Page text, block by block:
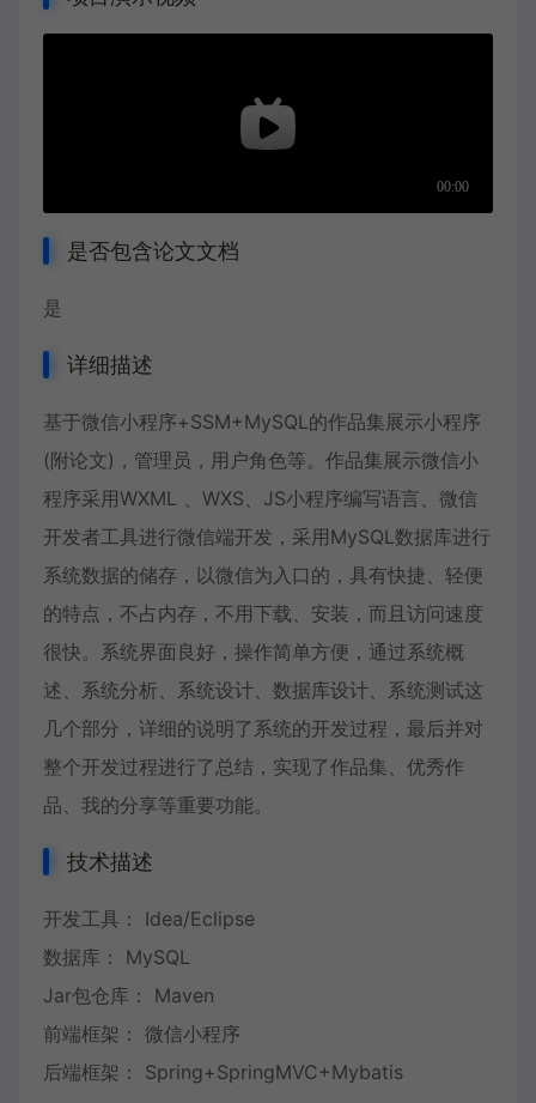
是否包含论文文档
是
详细描述
基于微信小程序+SSM+MySQL的作品集展示小程序
(附论文)，管理员，用户角色等。作品集展示微信小
程序采用WXML 、WXS、JS小程序编写语言、微信
开发者工具进行微信端开发，采用MySQL数据库进行
系统数据的储存，以微信为入口的，具有快捷、轻便
的特点，不占内存，不用下载、安装，而且访问速度
很快。系统界面良好，操作简单方便，通过系统概
述、系统分析、系统设计、数据库设计、系统测试这
几个部分，详细的说明了系统的开发过程，最后并对
整个开发过程进行了总结，实现了作品集、优秀作
品、我的分享等重要功能。
技术描述
开发工具： Idea/Eclipse
数据库： MySQL
Jar包仓库： Maven
前端框架： 微信小程序
后端框架： Spring+SpringMVC+Mybatis